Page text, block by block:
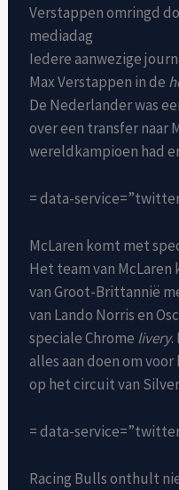
Verstappen omringd
mediadag
Iedere aanwezige
Max Verstappen in de
De Nederlander was
over een transfer naar
wereldkampioen had
= data-
McLaren komt met
Het team van
van Groot-Brittannië
van Lando Norris en
speciale Chrome livery.
alles aan doen om
op het circuit van
= data-
Racing Bulls onthult